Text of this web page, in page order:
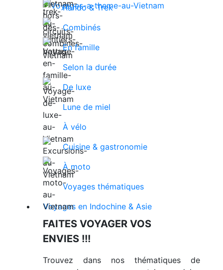
Rando & Trek
Combinés
En famille
Selon la durée
De luxe
Lune de miel
À vélo
Cuisine & gastronomie
À moto
Voyages thématiques
Voyages en Indochine & Asie
FAITES VOYAGER VOS
ENVIES !!!
Trouvez dans nos thématiques de